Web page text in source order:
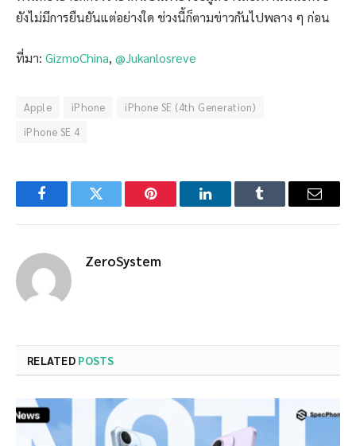
ยังไม่มีการยืนยันแต่อย่างใด ช่วงนี้ก็ตามข่าวกันไปพลาง ๆ ก่อน
ที่มา: GizmoChina,@Jukanlosreve
Apple iPhone
iPhone SE (4th Generation)
iPhone SE 4
FacebookTwitter Pinterest LinkedInTumblr Email
ZeroSystem
RELATED POSTS